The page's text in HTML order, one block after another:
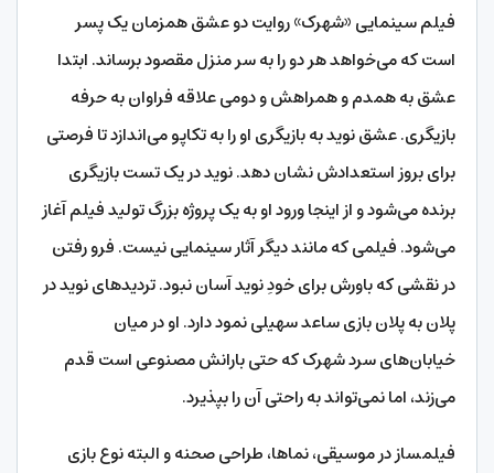
فیلم سینمایی «شهرک» روایت دو عشق همزمان یک پسر
است که می‌خواهد هر دو را به سر منزل مقصود برساند. ابتدا
عشق به همدم و همراهش و دومی علاقه فراوان به حرفه
بازیگری. عشق نوید به بازیگری او را به تکاپو می‌اندازد تا فرصتی
برای بروز استعدادش نشان دهد. نوید در یک تست بازیگری
برنده می‌شود و از اینجا ورود او به یک پروژه بزرگ تولید فیلم آغاز
می‌شود. فیلمی که مانند دیگر آثار سینمایی نیست. فرو رفتن
در نقشی که باورش برای خودِ نوید آسان نبود. تردیدهای نوید در
پلان به پلان بازی ساعد سهیلی نمود دارد. او در میان
خیابان‌های سرد شهرک که حتی بارانش مصنوعی است قدم
می‌زند، اما نمی‌تواند به راحتی آن را بپذیرد.
فیلمساز در موسیقی، نماها، طراحی صحنه‌ و البته نوع بازی